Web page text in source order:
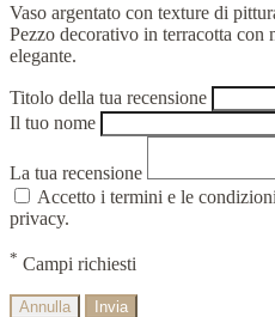
Vaso argentato con texture di
Pezzo decorativo in terracotta con
elegante.
Titolo della tua recensione
Il tuo nome
La tua recensione
Accetto i termini e le
privacy.
* Campi richiesti
Annulla Invia